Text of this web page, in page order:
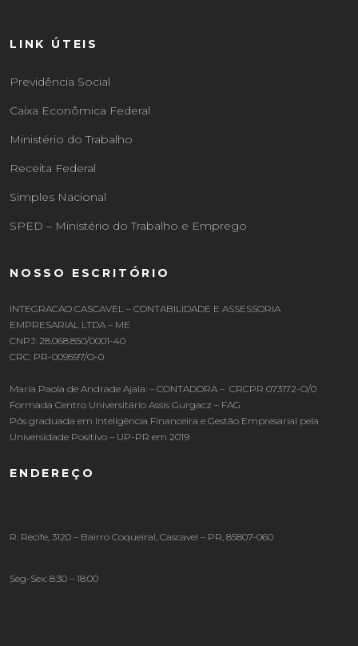
LINK ÚTEIS
Previdência Social
Caixa Econômica Federal
Ministério do Trabalho
Receita Federal
Simples Nacional
SPED – Ministério do Trabalho e Emprego
NOSSO ESCRITÓRIO
INTEGRACAO CASCAVEL – CONTABILIDADE E ASSESSORIA
EMPRESARIAL LTDA – ME
CNPJ: 28.068.850/0001-40
CRC: PR-009597/O-0
Maria Paola de Andrade Ajala: – CONTADORA – CRCPR 073172-O/0
Formada Centro Universitário Assis Gurgacz – FAG
Pós graduada em Inteligência Financeira e Gestão Empresarial pela
Universidade Positivo – UP-PR em 2019
ENDEREÇO
R. Recife, 3120 – Bairro Coqueiral, Cascavel – PR, 85807-060
Seg-Sex: 8:30 – 18:00